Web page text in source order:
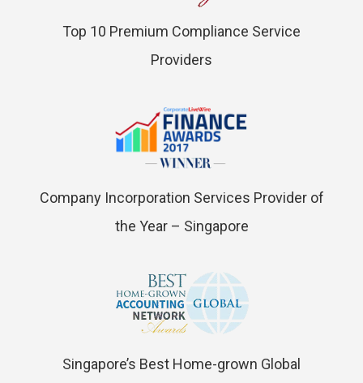
Top 10 Premium Compliance Service
Providers
Company Incorporation Services Provider of
the Year – Singapore
Singapore’s Best Home-grown Global